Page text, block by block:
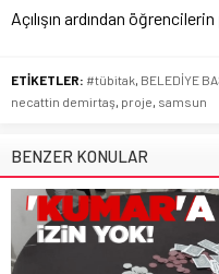
Açılışın ardından öğrencilerin
ETİKETLER: #tübitak, BELEDİYE
necattin demirtaş, proje, samsun
BENZER KONULAR